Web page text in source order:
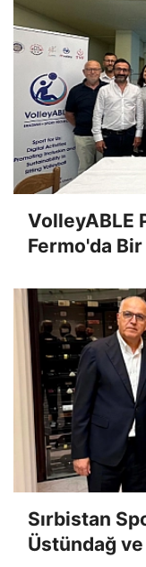
VolleyABLE
Fermo'da
Sırbistan
Üstündağ ve